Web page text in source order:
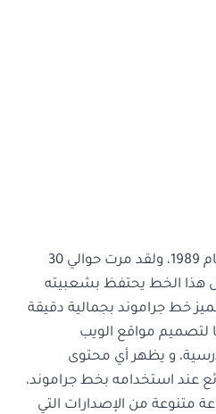
تم إصدار خط جراموند في عام 1989، ولقد مرت حوالي 30
هذا الخط يحتفظ بشعبيته
خط جراموند بجمالية دقيقة
لتصميم مواقع الويب
و يظهر أي محتوى
عند استخدامه بخط جراموند،
متنوعة من الإصدارات التي